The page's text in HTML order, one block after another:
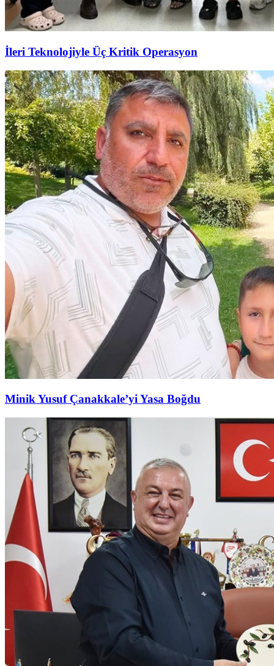
İleri Teknolojiyle Üç Kritik Operasyon
Minik Yusuf Çanakkale’yi Yasa Boğdu